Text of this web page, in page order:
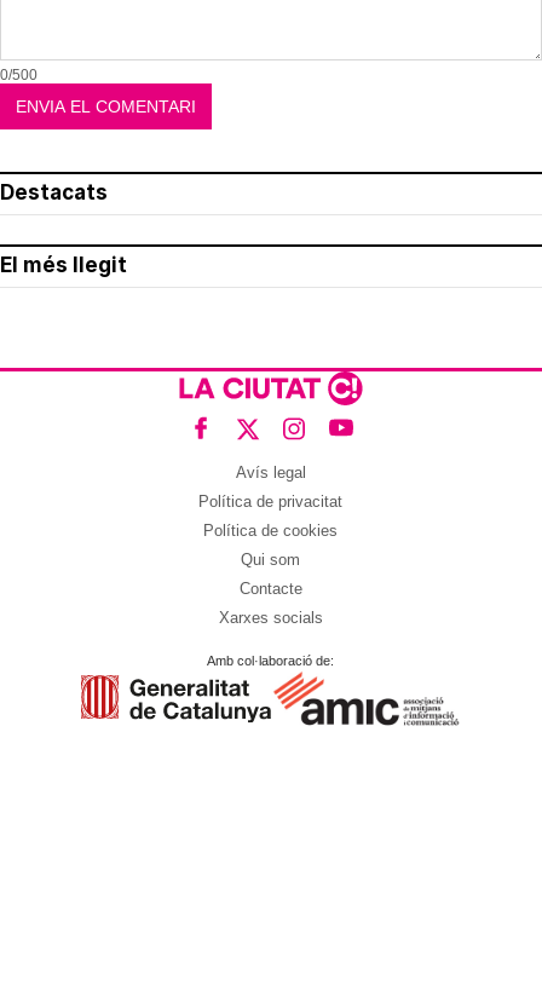
0/500
Destacats
El més llegit
Avís legal
Política de privacitat
Política de cookies
Qui som
Contacte
Xarxes socials
Amb col·laboració de: